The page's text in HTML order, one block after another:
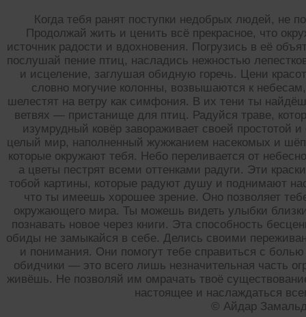
Когда тебя ранят поступки недобрых людей, не
Продолжай жить и ценить всё прекрасное, что
источник радости и вдохновения. Погрузись в её
послушай пение птиц, насладись нежностью
и исцеление, заглушая обидную горечь. Цени
словно могучие колонны, возвышаются к
шелестят на ветру как симфония. В их тени ты
ветвях — пристанище для птиц. Радуйся траве,
изумрудный ковёр завораживает своей простотой
целый мир, наполненный жужжанием насекомых и
которые окружают тебя. Небо переливается от
а цветы пестрят всеми оттенками радуги. Эти
тобой картины, которые радуют душу и поднимают
что ты имеешь хорошее зрение. Оно позволяет
окружающего мира. Ты можешь видеть улыбки
познавать новое через книги. Эта способность
обиды не замыкайся в себе. Делись своими
и понимания. Они помогут тебе справиться с
обидчики — это всего лишь незначительная часть
живёшь. Не позволяй им омрачать твоё
настоящее и наслаждаться
© Айдар